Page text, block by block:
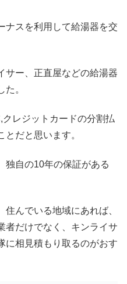
ナスを利用して給湯器を交
サー、正直屋などの給湯器
。
レジットカードの分割払
だと思います。
独自の10年の保証がある
んでいる地域にあれば、
者だけでなく、キンライサ
に相見積もり取るのがおす